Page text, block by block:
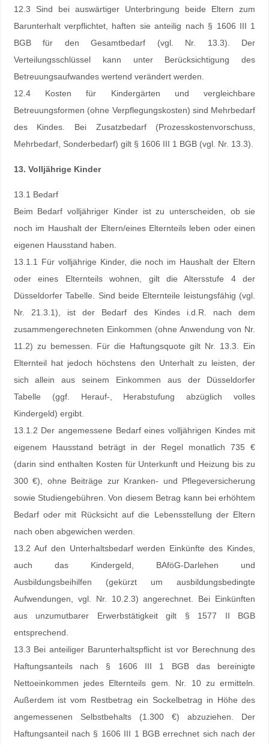
12.3 Sind bei auswärtiger Unterbringung beide Eltern zum
Barunterhalt verpflichtet, haften sie anteilig nach § 1606 III 1
BGB für den Gesamtbedarf (vgl. Nr. 13.3). Der
Verteilungsschlüssel kann unter Berücksichtigung des
Betreuungsaufwandes wertend verändert werden.
12.4 Kosten für Kindergärten und vergleichbare
Betreuungsformen (ohne Verpflegungskosten) sind Mehrbedarf
des Kindes. Bei Zusatzbedarf (Prozesskostenvorschuss,
Mehrbedarf, Sonderbedarf) gilt § 1606 III 1 BGB (vgl. Nr. 13.3).
13. Volljährige Kinder
13.1 Bedarf
Beim Bedarf volljähriger Kinder ist zu unterscheiden, ob sie
noch im Haushalt der Eltern/eines Elternteils leben oder einen
eigenen Hausstand haben.
13.1.1 Für volljährige Kinder, die noch im Haushalt der Eltern
oder eines Elternteils wohnen, gilt die Altersstufe 4 der
Düsseldorfer Tabelle. Sind beide Elternteile leistungsfähig (vgl.
Nr. 21.3.1), ist der Bedarf des Kindes i.d.R. nach dem
zusammengerechneten Einkommen (ohne Anwendung von Nr.
11.2) zu bemessen. Für die Haftungsquote gilt Nr. 13.3. Ein
Elternteil hat jedoch höchstens den Unterhalt zu leisten, der
sich allein aus seinem Einkommen aus der Düsseldorfer
Tabelle (ggf. Herauf-, Herabstufung abzüglich volles
Kindergeld) ergibt.
13.1.2 Der angemessene Bedarf eines volljährigen Kindes mit
eigenem Hausstand beträgt in der Regel monatlich 735 €
(darin sind enthalten Kosten für Unterkunft und Heizung bis zu
300 €), ohne Beiträge zur Kranken- und Pflegeversicherung
sowie Studiengebühren. Von diesem Betrag kann bei erhöhtem
Bedarf oder mit Rücksicht auf die Lebensstellung der Eltern
nach oben abgewichen werden.
13.2 Auf den Unterhaltsbedarf werden Einkünfte des Kindes,
auch das Kindergeld, BAföG-Darlehen und
Ausbildungsbeihilfen (gekürzt um ausbildungsbedingte
Aufwendungen, vgl. Nr. 10.2.3) angerechnet. Bei Einkünften
aus unzumutbarer Erwerbstätigkeit gilt § 1577 II BGB
entsprechend.
13.3 Bei anteiliger Barunterhaltspflicht ist vor Berechnung des
Haftungsanteils nach § 1606 III 1 BGB das bereinigte
Nettoeinkommen jedes Elternteils gem. Nr. 10 zu ermitteln.
Außerdem ist vom Restbetrag ein Sockelbetrag in Höhe des
angemessenen Selbstbehalts (1.300 €) abzuziehen. Der
Haftungsanteil nach § 1606 III 1 BGB errechnet sich nach der